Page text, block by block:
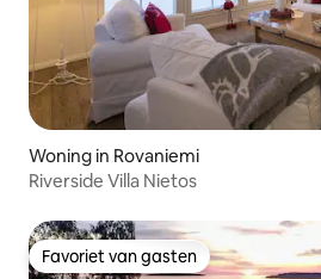
Woning in Rovaniemi
Riverside Villa Nietos
Favoriet van gasten
Favoriet van gasten